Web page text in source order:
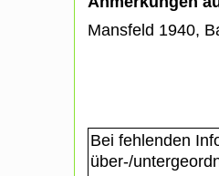
Mansfeld 1940,
Bei fehlenden
über-/